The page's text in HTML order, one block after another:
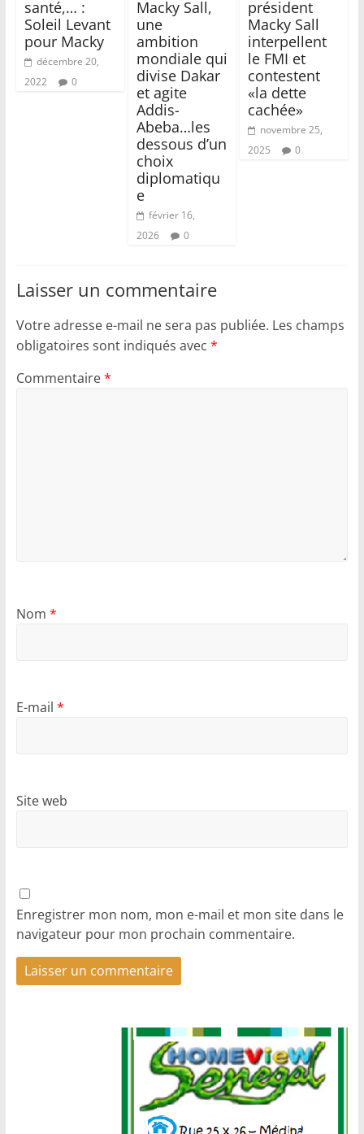
santé,… :
Soleil Levant
pour Macky
décembre 20,
2022
0
Macky Sall,
une
ambition
mondiale qui
divise Dakar
et agite
Addis-
Abeba…les
dessous d’un
choix
diplomatiqu
e
février 16,
2026
0
président
Macky Sall
interpellent
le FMI et
contestent
«la dette
cachée»
novembre 25,
2025
0
Laisser un commentaire
Votre adresse e-mail ne sera pas publiée. Les champs
obligatoires sont indiqués avec *
Commentaire*
Nom *
E-mail *
Site web
Enregistrer mon nom, mon e-mail et mon site dans le
navigateur pour mon prochain commentaire.